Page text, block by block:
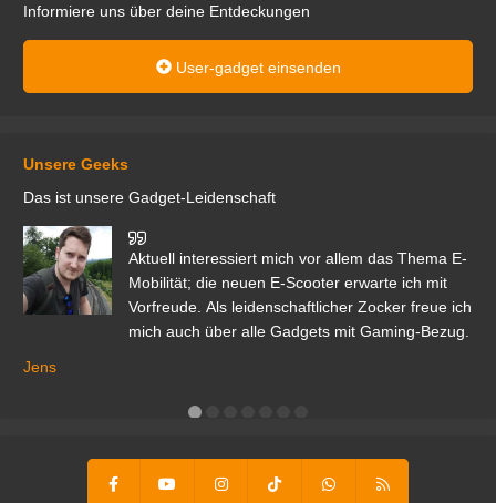
Informiere uns über deine Entdeckungen
User-gadget einsenden
Unsere Geeks
Das ist unsere Gadget-Leidenschaft
Aktuell interessiert mich vor allem das Thema E-
Mobilität; die neuen E-Scooter erwarte ich mit
Vorfreude. Als leidenschaftlicher Zocker freue ich
mich auch über alle Gadgets mit Gaming-Bezug.
Jens